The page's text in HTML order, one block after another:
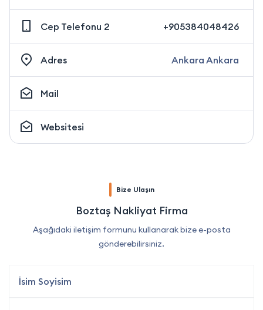
Cep Telefonu 2 +905384048426
Adres Ankara Ankara
Mail
Websitesi
Bize Ulaşın
Boztaş Nakliyat Firma
Aşağıdaki iletişim formunu kullanarak bize e-posta
gönderebilirsiniz.